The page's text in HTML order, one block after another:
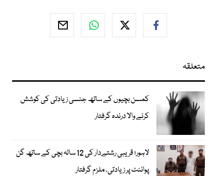
متعلقہ
کمسن بچیوں کے ساتھ جنسی زیادتی کی کوشش
کرنے والا درندہ گرفتار
لاہور؛ قریبی رشتےدار کی 12 سالہ بچی کے ساتھ گن
پوائنٹ پر زیادتی، ملزم گرفتار